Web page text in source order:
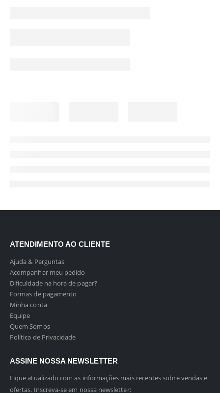
ATENDIMENTO AO CLIENTE
Ajuda & Perguntas
Acompanhar meu pedido
Dificuldade na hora de pagar?
Formas de pagamento
Minha conta
Equipe
Quem Somos
Política de Privacidade
ASSINE NOSSA NEWSLETTER
Fique atualizado com as informações mais recentes sobre vendas e
ofertas. Inscreva-se em nossa newsletter: